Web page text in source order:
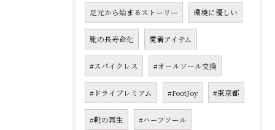
足元から始まるストーリー 環境に優しい
靴の長寿命化 愛着アイテム
#スパイクレス #オールソール交換
#ドライプレミアム #FootJoy #東京都
#靴の再生 #ハーフソール